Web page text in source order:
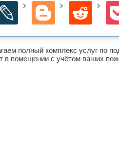
полный комплекс услуг по
в помещении с учётом ваших